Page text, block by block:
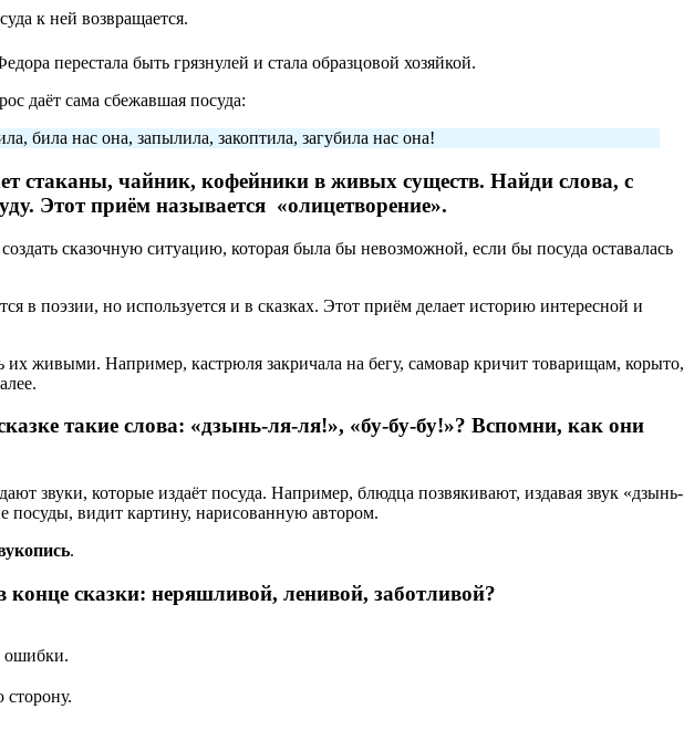
к ней возвращается.
перестала быть грязнулей и стала образцовой хозяйкой.
даёт сама сбежавшая посуда:
била нас она, запылила, закоптила, загубила нас она!
стаканы, чайник, кофейники в живых существ. Найди слова, с
Этот приём называется «олицетворение».
сказочную ситуацию, которая была бы невозможной, если бы посуда оставалась
в поэзии, но используется и в сказках. Этот приём делает историю интересной и
их живыми. Например, кастрюля закричала на бегу, самовар кричит товарищам, корыто,
такие слова: «дзынь-ля-ля!», «бу-бу-бу!»? Вспомни, как они
звуки, которые издаёт посуда. Например, блюдца позвякивают, издавая звук «дзынь-
посуды, видит картину, нарисованную автором.
.
сказки: неряшливой, ленивой, заботливой?
ошибки.
сторону.